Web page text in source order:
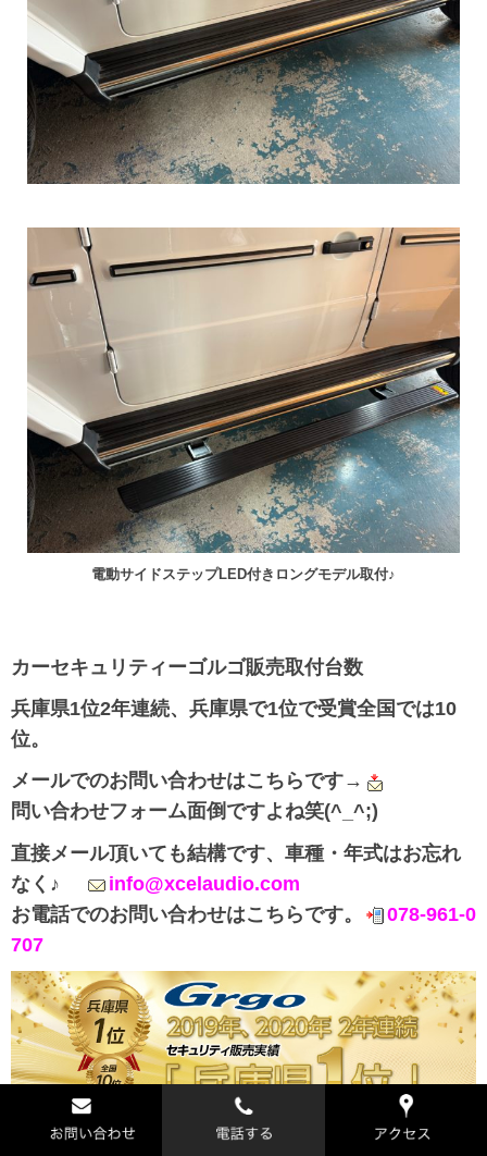
電動サイドステップLED付きロングモデル取付♪
カーセキュリティーゴルゴ販売取付台数
兵庫県1位2年連続、兵庫県で1位で受賞全国では10
位。
メールでのお問い合わせはこちらです→
問い合わせフォーム面倒ですよね笑(^_^;)
直接メール頂いても結構です、車種・年式はお忘れ
なく♪
info@xcelaudio.com
お電話でのお問い合わせはこちらです。
078-961-0
707